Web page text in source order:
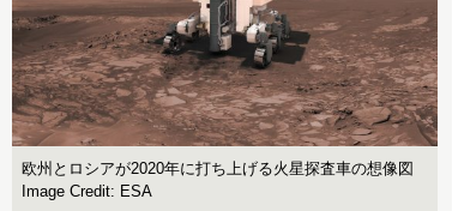
欧州とロシアが2020年に打ち上げる火星探査車の想像図
Image Credit: ESA